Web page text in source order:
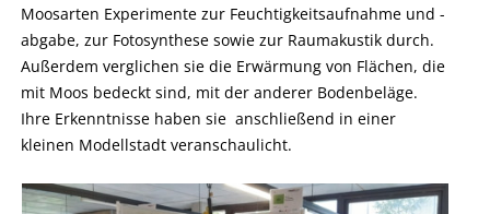
Moosarten Experimente zur Feuchtigkeitsaufnahme und -
abgabe, zur Fotosynthese sowie zur Raumakustik durch.
Außerdem verglichen sie die Erwärmung von Flächen, die
mit Moos bedeckt sind, mit der anderer Bodenbeläge.
Ihre Erkenntnisse haben sie anschließend in einer
kleinen Modellstadt veranschaulicht.